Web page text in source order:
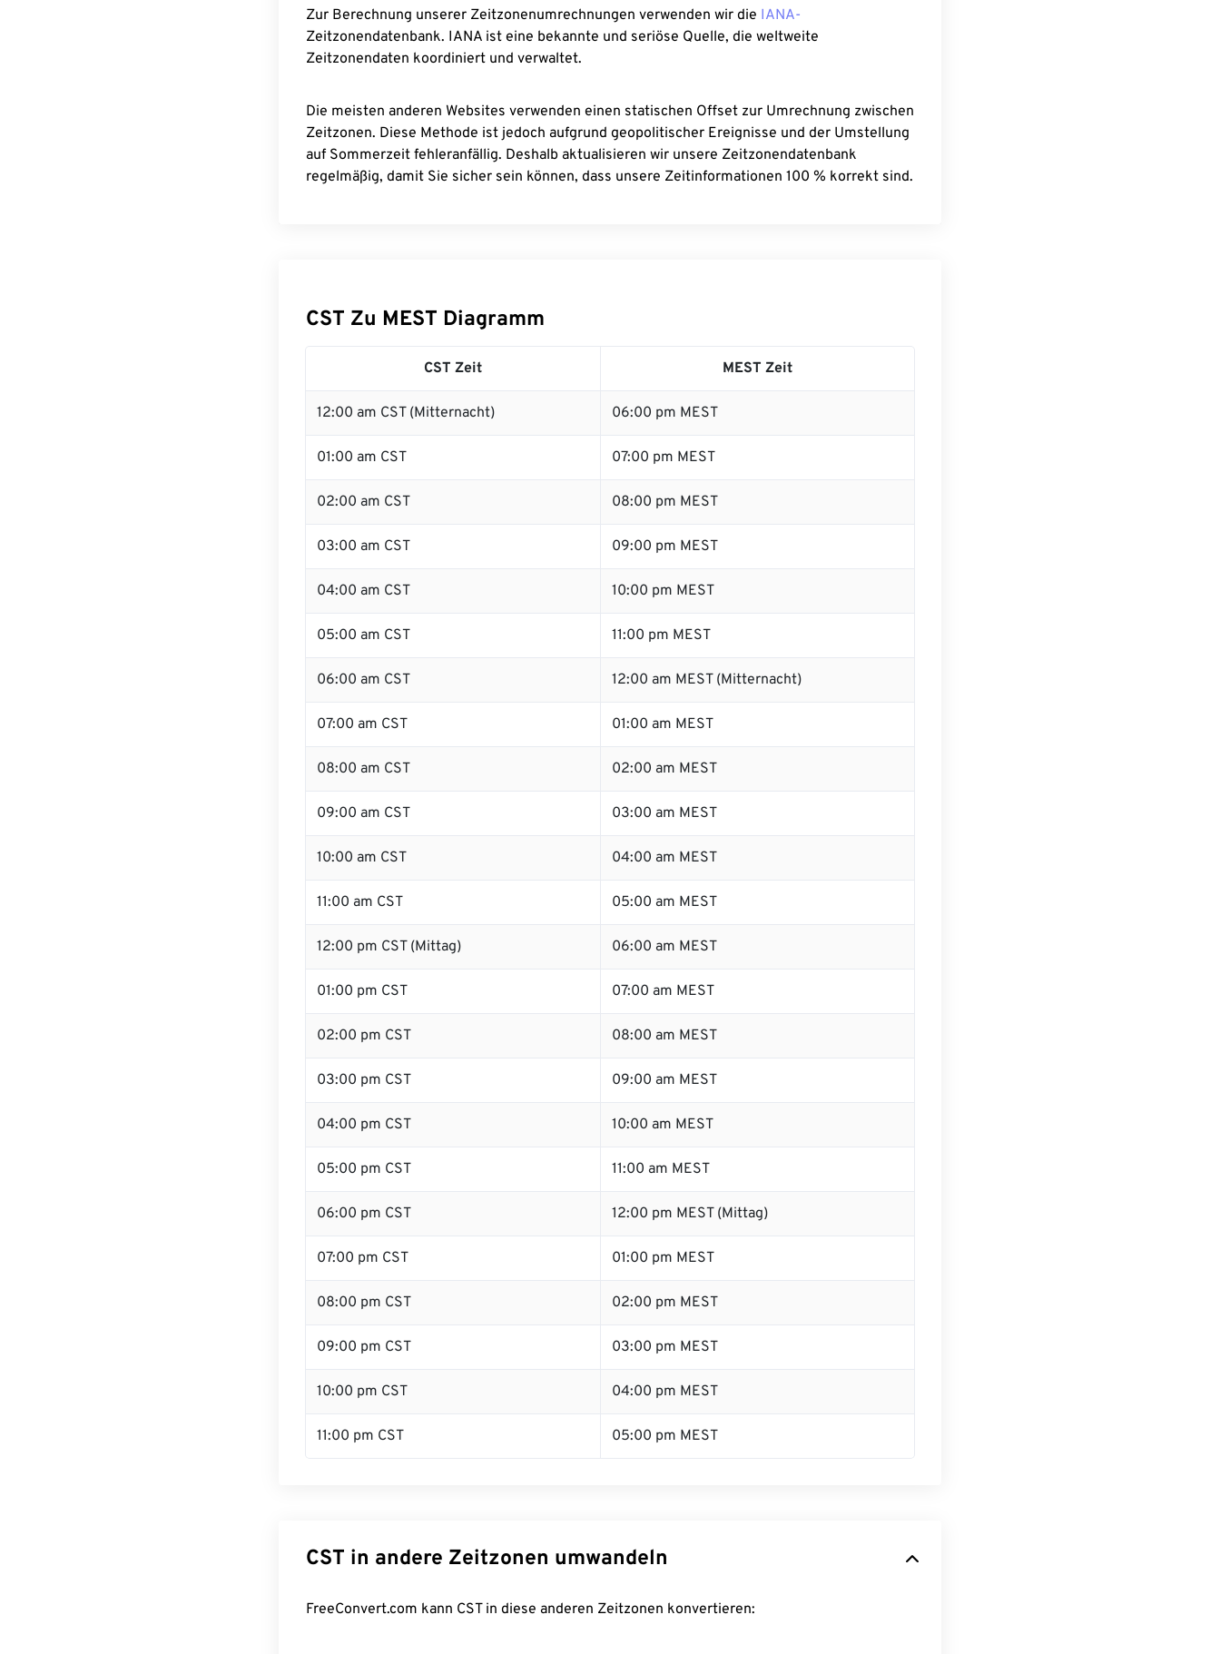
Zur Berechnung unserer Zeitzonenumrechnungen verwenden wir die IANA-
Zeitzonendatenbank. IANA ist eine bekannte und seriöse Quelle, die weltweite
Zeitzonendaten koordiniert und verwaltet.
Die meisten anderen Websites verwenden einen statischen Offset zur Umrechnung zwischen
Zeitzonen. Diese Methode ist jedoch aufgrund geopolitischer Ereignisse und der Umstellung
auf Sommerzeit fehleranfällig. Deshalb aktualisieren wir unsere Zeitzonendatenbank
regelmäßig, damit Sie sicher sein können, dass unsere Zeitinformationen 100 % korrekt sind.
CST Zu MEST Diagramm
CST Zeit MEST Zeit
12:00 am CST (Mitternacht) 06:00 pm MEST
01:00 am CST 07:00 pm MEST
02:00 am CST 08:00 pm MEST
03:00 am CST 09:00 pm MEST
04:00 am CST 10:00 pm MEST
05:00 am CST 11:00 pm MEST
06:00 am CST 12:00 am MEST (Mitternacht)
07:00 am CST 01:00 am MEST
08:00 am CST 02:00 am MEST
09:00 am CST 03:00 am MEST
10:00 am CST 04:00 am MEST
11:00 am CST 05:00 am MEST
12:00 pm CST (Mittag) 06:00 am MEST
01:00 pm CST 07:00 am MEST
02:00 pm CST 08:00 am MEST
03:00 pm CST 09:00 am MEST
04:00 pm CST 10:00 am MEST
05:00 pm CST 11:00 am MEST
06:00 pm CST 12:00 pm MEST (Mittag)
07:00 pm CST 01:00 pm MEST
08:00 pm CST 02:00 pm MEST
09:00 pm CST 03:00 pm MEST
10:00 pm CST 04:00 pm MEST
11:00 pm CST 05:00 pm MEST
CST in andere Zeitzonen umwandeln
FreeConvert.com kann CST in diese anderen Zeitzonen konvertieren: